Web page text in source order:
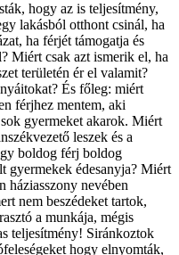
hogy az is teljesítmény,
lakásból otthont csinál, ha
ha férjét támogatja és
Miért csak azt ismerik el, ha
területén ér el valamit?
És főleg: miért
férjhez mentem, aki
gyermeket akarok. Miért
leszek és a
boldog férj boldog
gyermekek édesanyja? Miért
háziasszony nevében
nem beszédeket tartok,
a munkája, mégis
teljesítmény! Siránkoztok
hogy elnyomták,